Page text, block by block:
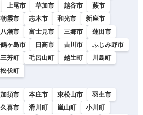
上尾市 草加市 越谷市
蕨市
朝霞市 志木市 和光市
新座市
八潮市 富士見市 三郷市
蓮田市
鶴ヶ島市 日高市 吉川市
ふじみ野市
三芳町 毛呂山町 越生町
川島町
松伏町
加須市 本庄市 東松山市
羽生市
久喜市 滑川町 嵐山町
小川町